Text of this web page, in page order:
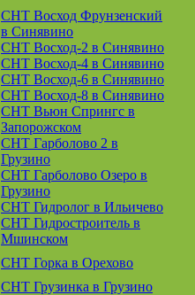
СНТ Восход Фрунзенский
в Синявино
СНТ Восход-2 в Синявино
СНТ Восход-4 в Синявино
СНТ Восход-6 в Синявино
СНТ Восход-8 в Синявино
СНТ Вьюн Спрингс в
Запорожском
СНТ Гарболово 2 в
Грузино
СНТ Гарболово Озеро в
Грузино
СНТ Гидролог в Ильичево
СНТ Гидростроитель в
Мшинском
СНТ Горка в Орехово
СНТ Грузинка в Грузино